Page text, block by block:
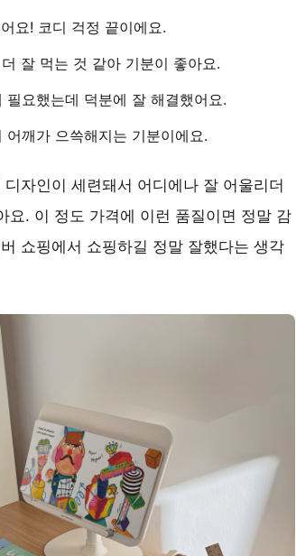
요! 코디 걱정 끝이에요.
잘 먹는 것 같아 기분이 좋아요.
요했는데 덕분에 잘 해결했어요.
깨가 으쓱해지는 기분이에요.
자인이 세련돼서 어디에나 잘 어울리더
요. 이 정도 가격에 이런 품질이면 정말 감
쇼핑에서 쇼핑하길 정말 잘했다는 생각